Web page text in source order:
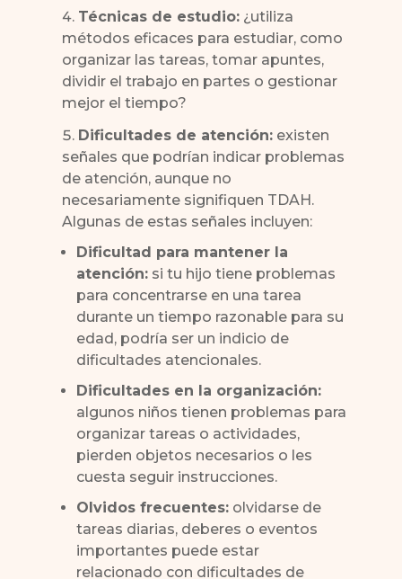
Técnicas de estudio: ¿utiliza
métodos eficaces para estudiar, como
organizar las tareas, tomar apuntes,
dividir el trabajo en partes o gestionar
mejor el tiempo?
Dificultades de atención: existen
señales que podrían indicar problemas
de atención, aunque no
necesariamente signifiquen TDAH.
Algunas de estas señales incluyen:
Dificultad para mantener la
atención: si tu hijo tiene problemas
para concentrarse en una tarea
durante un tiempo razonable para su
edad, podría ser un indicio de
dificultades atencionales.
Dificultades en la organización:
algunos niños tienen problemas para
organizar tareas o actividades,
pierden objetos necesarios o les
cuesta seguir instrucciones.
Olvidos frecuentes: olvidarse de
tareas diarias, deberes o eventos
importantes puede estar
relacionado con dificultades de